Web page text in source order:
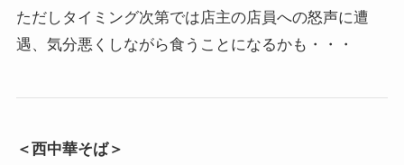
ただしタイミング次第では店主の店員への怒声に遭
遇、気分悪くしながら食うことになるかも・・・
＜西中華そば＞